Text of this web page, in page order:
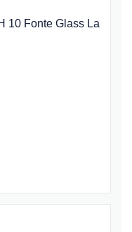
10 Fonte Glass La